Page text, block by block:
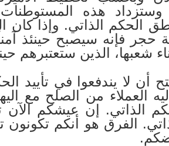
وستزداد هذه
الحكم الذاتي. وإذا كان
فإنه سيصبح حينئذ
شعبها، الذين ستعتبرهم
أن لا يندفعوا في تأييد
العملاء من الصلح مع
الذاتي. إن عيشكم
الفرق هو أنكم تكونون